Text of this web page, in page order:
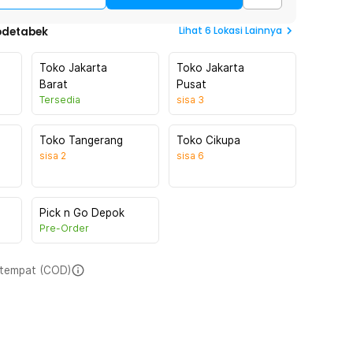
Lihat 6 Lokasi Lainnya
Toko Jakarta
Barat
Tersedia
Toko Jakarta
Pusat
sisa 3
Toko Tangerang
sisa 2
Toko Cikupa
sisa 6
Pick n Go Depok
Pre-Order
(COD)